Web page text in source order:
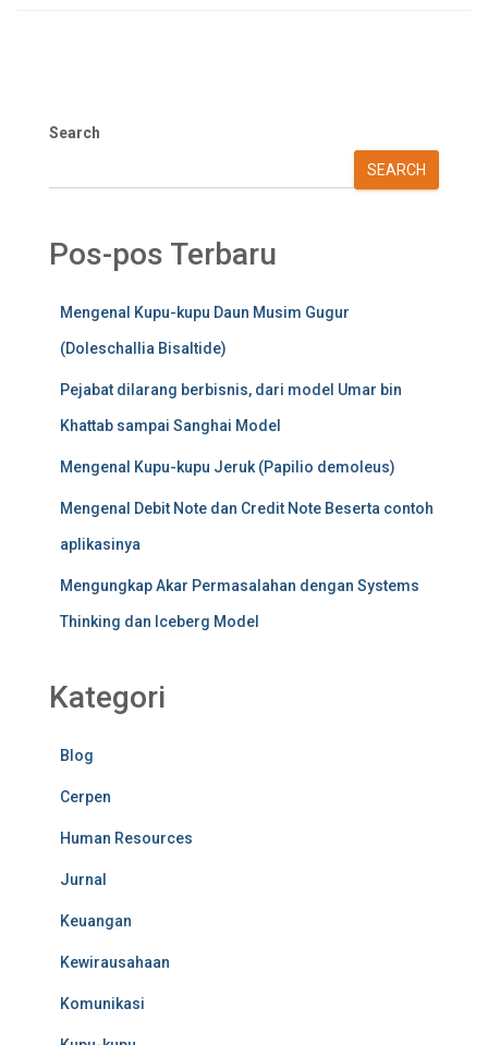
Search
SEARCH
Pos-pos Terbaru
Mengenal Kupu-kupu Daun Musim Gugur
(Doleschallia Bisaltide)
Pejabat dilarang berbisnis, dari model Umar bin
Khattab sampai Sanghai Model
Mengenal Kupu-kupu Jeruk (Papilio demoleus)
Mengenal Debit Note dan Credit Note Beserta contoh
aplikasinya
Mengungkap Akar Permasalahan dengan Systems
Thinking dan Iceberg Model
Kategori
Blog
Cerpen
Human Resources
Jurnal
Keuangan
Kewirausahaan
Komunikasi